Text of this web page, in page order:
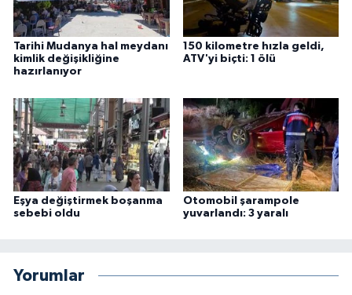
Tarihi Mudanya hal meydanı
kimlik değişikliğine
hazırlanıyor
150 kilometre hızla geldi,
ATV'yi biçti: 1 ölü
Eşya değiştirmek boşanma
sebebi oldu
Otomobil şarampole
yuvarlandı: 3 yaralı
Yorumlar